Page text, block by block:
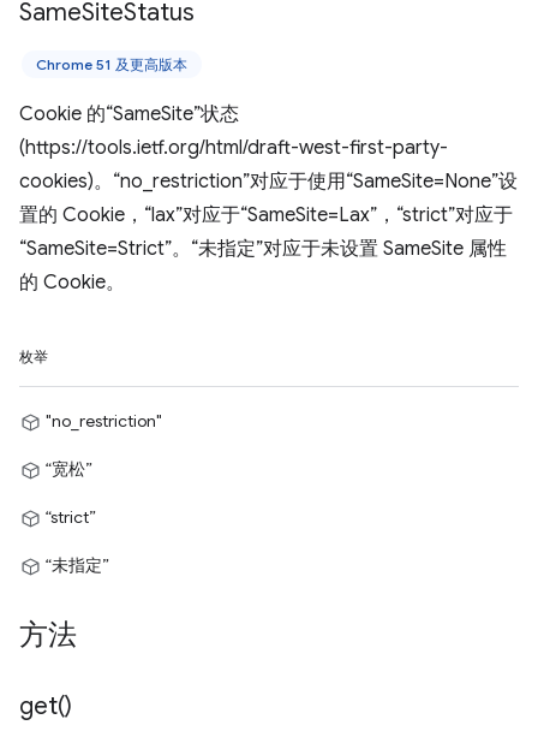
SameSiteStatus
Chrome 51 及更高版本
Cookie 的“SameSite”状态
(https://tools.ietf.org/html/draft-west-first-party-
cookies)。“no_restriction”对应于使用“SameSite=None”设
置的 Cookie，“lax”对应于“SameSite=Lax”，“strict”对应于
“SameSite=Strict”。“未指定”对应于未设置 SameSite 属性
的 Cookie。
枚举
"no_restriction"
“宽松”
“strict”
“未指定”
方法
get()